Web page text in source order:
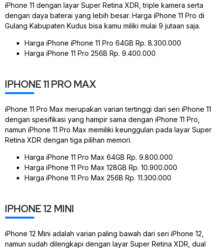
iPhone 11 dengan layar Super Retina XDR, triple kamera serta
dengan daya baterai yang lebih besar. Harga iPhone 11 Pro di
Gulang Kabupaten Kudus bisa kamu miliki mulai 9 jutaan saja.
Harga iPhone iPhone 11 Pro 64GB Rp. 8.300.000
Harga iPhone 11 Pro 256B Rp. 9.400.000
IPHONE 11 PRO MAX
iPhone 11 Pro Max merupakan varian tertinggi dari seri iPhone 11
dengan spesifikasi yang hampir sama dengan iPhone 11 Pro,
namun iPhone 11 Pro Max memiliki keunggulan pada layar Super
Retina XDR dengan tiga pilihan memori.
Harga iPhone 11 Pro Max 64GB Rp. 9.800.000
Harga iPhone 11 Pro Max 128GB Rp. 10.900.000
Harga iPhone 11 Pro Max 256B Rp. 11.300.000
IPHONE 12 MINI
iPhone 12 Mini adalah varian paling bawah dari seri iPhone 12,
namun sudah dilengkapi dengan layar Super Retina XDR, dual